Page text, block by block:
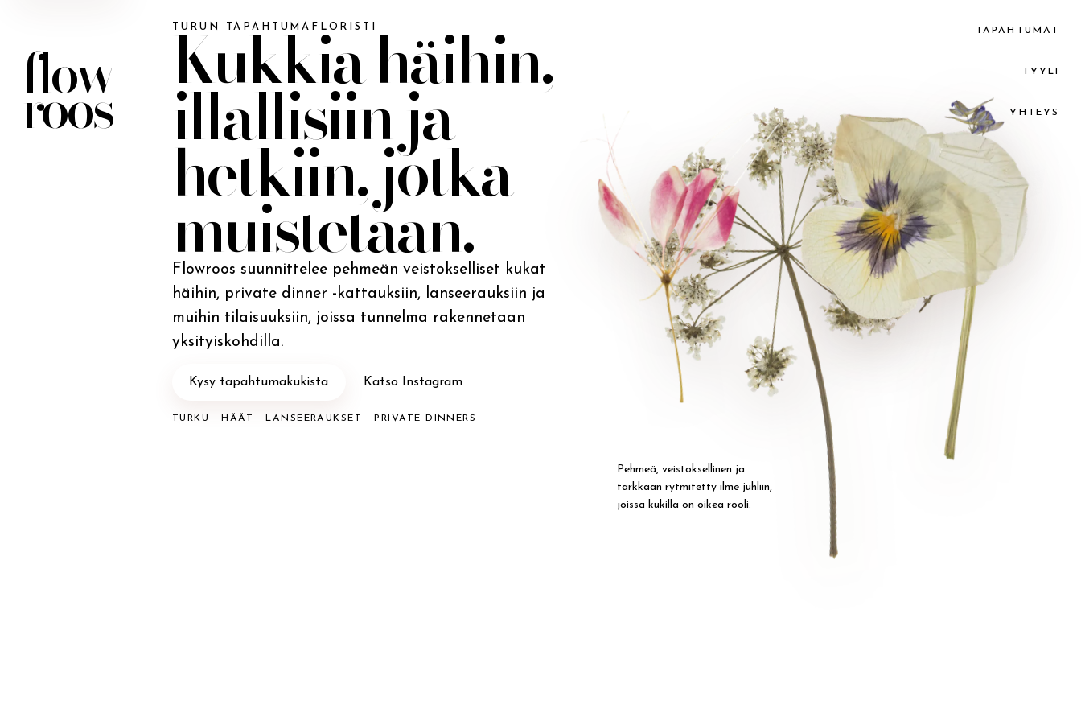
TAPAHTUMAT
TYYLI
YHTEYS
flow
roos
TURUN TAPAHTUMAFLORISTI
Kukkia häihin,
illallisiin ja
hetkiin, jotka
muistetaan.
Flowroos suunnittelee pehmeän veistokselliset kukat
häihin, private dinner -kattauksiin, lanseerauksiin ja
muihin tilaisuuksiin, joissa tunnelma rakennetaan
yksityiskohdilla.
Kysy tapahtumakukista Katso Instagram
TURKU HÄÄT LANSEERAUKSET PRIVATE DINNERS
Pehmeä, veistoksellinen ja
tarkkaan rytmitetty ilme juhliin,
joissa kukilla on oikea rooli.